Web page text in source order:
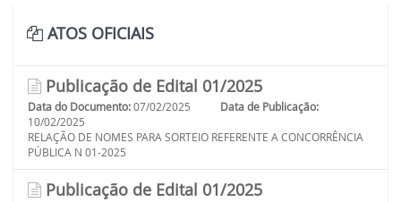
ATOS OFICIAIS
Publicação de Edital 01/2025
Data do Documento: 07/02/2025
Data de Publicação:
10/02/2025
RELAÇÃO DE NOMES PARA SORTEIO REFERENTE A CONCORRÊNCIA
PÚBLICA N 01-2025
Publicação de Edital 01/2025